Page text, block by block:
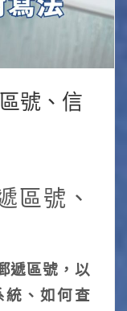
號、信
區號、
遞區號，以
統、如何查